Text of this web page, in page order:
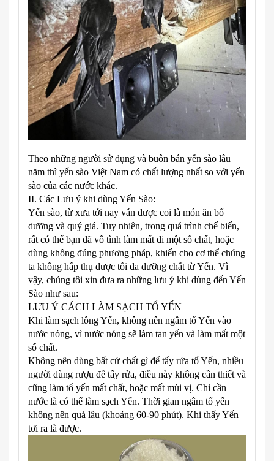
Theo những người sử dụng và buôn bán yến sào lâu
năm thì yến sào Việt Nam có chất lượng nhất so với yến
sào của các nước khác.
II. Các Lưu ý khi dùng Yến Sào:
Yến sào, từ xưa tới nay vẫn được coi là món ăn bổ
dưỡng và quý giá. Tuy nhiên, trong quá trình chế biến,
rất có thể bạn đã vô tình làm mất đi một số chất, hoặc
dùng không đúng phương pháp, khiến cho cơ thể chúng
ta không hấp thụ được tối đa dưỡng chất từ Yến. Vì
vậy, chúng tôi xin đưa ra những lưu ý khi dùng đến Yến
Sào như sau:
LƯU Ý CÁCH LÀM SẠCH TỔ YẾN
Khi làm sạch lông Yến, không nên ngâm tổ Yến vào
nước nóng, vì nước nóng sẽ làm tan yến và làm mất một
số chất.
Không nên dùng bất cứ chất gì để tẩy rửa tổ Yến, nhiều
người dùng rượu để tẩy rửa, điều này không cần thiết và
cũng làm tổ yến mất chất, hoặc mất mùi vị. Chỉ cần
nước là có thể làm sạch Yến. Thời gian ngâm tổ yến
không nên quá lâu (khoảng 60-90 phút). Khi thấy Yến
tơi ra là được.